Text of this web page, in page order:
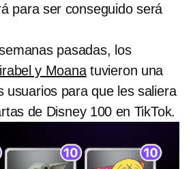
para ser conseguido será
pasadas, los
y Moanatuvieron una
usuarios para que les saliera
de Disney 100 en TikTok.